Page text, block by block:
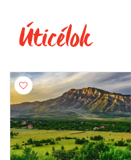
Úticélok